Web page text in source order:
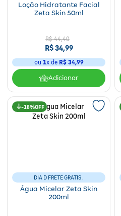
Loção Hidratante Facial
Zeta Skin 50ml
R$ 44,40
R$34,99
ou 1x de R$ 34,99
Adicionar
18%
DIA D FRETE GRATIS .
Água Micelar Zeta Skin
200ml
Tratamento Acne